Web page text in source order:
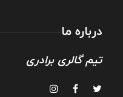
درباره ما
تیم گالری برادری